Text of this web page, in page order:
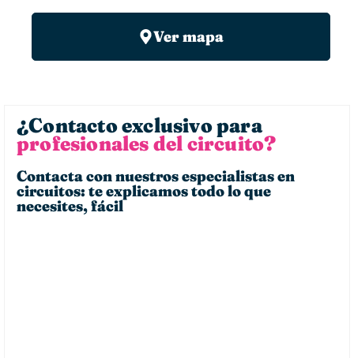
Ver mapa
¿Contacto exclusivo para
profesionales del circuito?
Contacta con nuestros especialistas en
circuitos: te explicamos todo lo que
necesites, fácil